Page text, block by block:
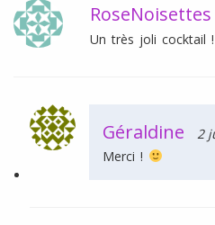
RoseNoisettes
Un très joli cocktail !
Géraldine
2
Merci !